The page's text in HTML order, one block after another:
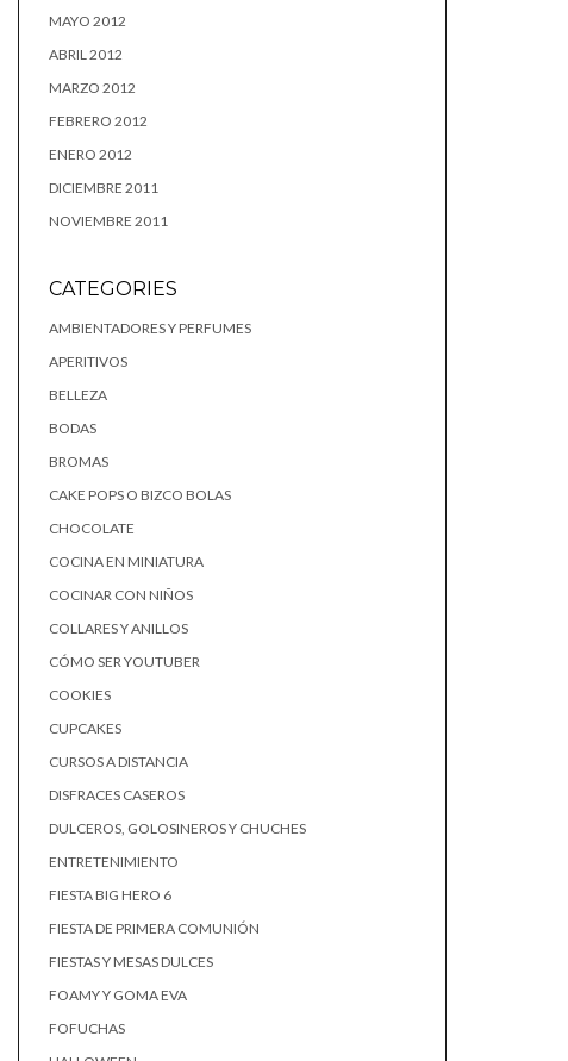
MAYO 2012
ABRIL 2012
MARZO 2012
FEBRERO 2012
ENERO 2012
DICIEMBRE 2011
NOVIEMBRE 2011
CATEGORIES
AMBIENTADORES Y PERFUMES
APERITIVOS
BELLEZA
BODAS
BROMAS
CAKE POPS O BIZCO BOLAS
CHOCOLATE
COCINA EN MINIATURA
COCINAR CON NIÑOS
COLLARES Y ANILLOS
CÓMO SER YOUTUBER
COOKIES
CUPCAKES
CURSOS A DISTANCIA
DISFRACES CASEROS
DULCEROS, GOLOSINEROS Y CHUCHES
ENTRETENIMIENTO
FIESTA BIG HERO 6
FIESTA DE PRIMERA COMUNIÓN
FIESTAS Y MESAS DULCES
FOAMY Y GOMA EVA
FOFUCHAS